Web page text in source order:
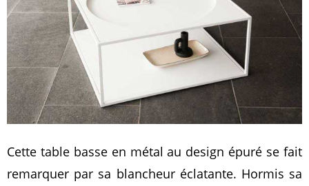
Cette table basse en métal au design épuré se fait
remarquer par sa blancheur éclatante. Hormis sa